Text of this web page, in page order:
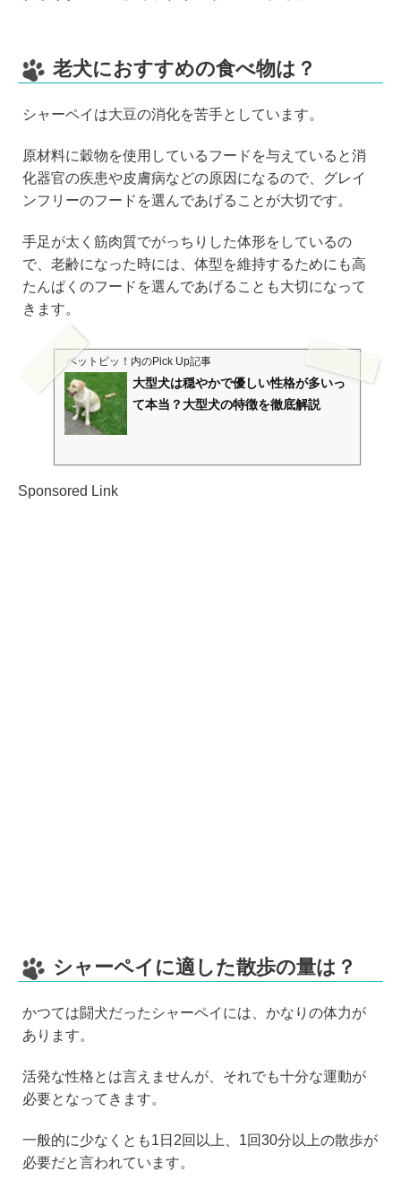
老犬におすすめの食べ物は？
シャーペイは大豆の消化を苦手としています。
原材料に穀物を使用しているフードを与えていると消
化器官の疾患や皮膚病などの原因になるので、グレイ
ンフリーのフードを選んであげることが大切です。
手足が太く筋肉質でがっちりした体形をしているの
で、老齢になった時には、体型を維持するためにも高
たんぱくのフードを選んであげることも大切になって
きます。
ペットピッ！ 内のPick Up記事
大型犬は穏やかで優しい性格が多いっ
て本当？大型犬の特徴を徹底解説
Sponsored Link
シャーペイに適した散歩の量は？
かつては闘犬だったシャーペイには、かなりの体力が
あります。
活発な性格とは言えませんが、それでも十分な運動が
必要となってきます。
一般的に少なくとも1日2回以上、1回30分以上の散歩が
必要だと言われています。